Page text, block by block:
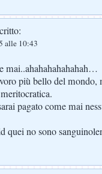
alle 10:43
mai..ahahahahahahah…
più bello del mondo,
pagato come mai
quei no sono